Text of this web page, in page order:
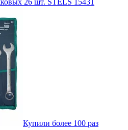
26 шт. STELS 15431
Купили более 100 раз